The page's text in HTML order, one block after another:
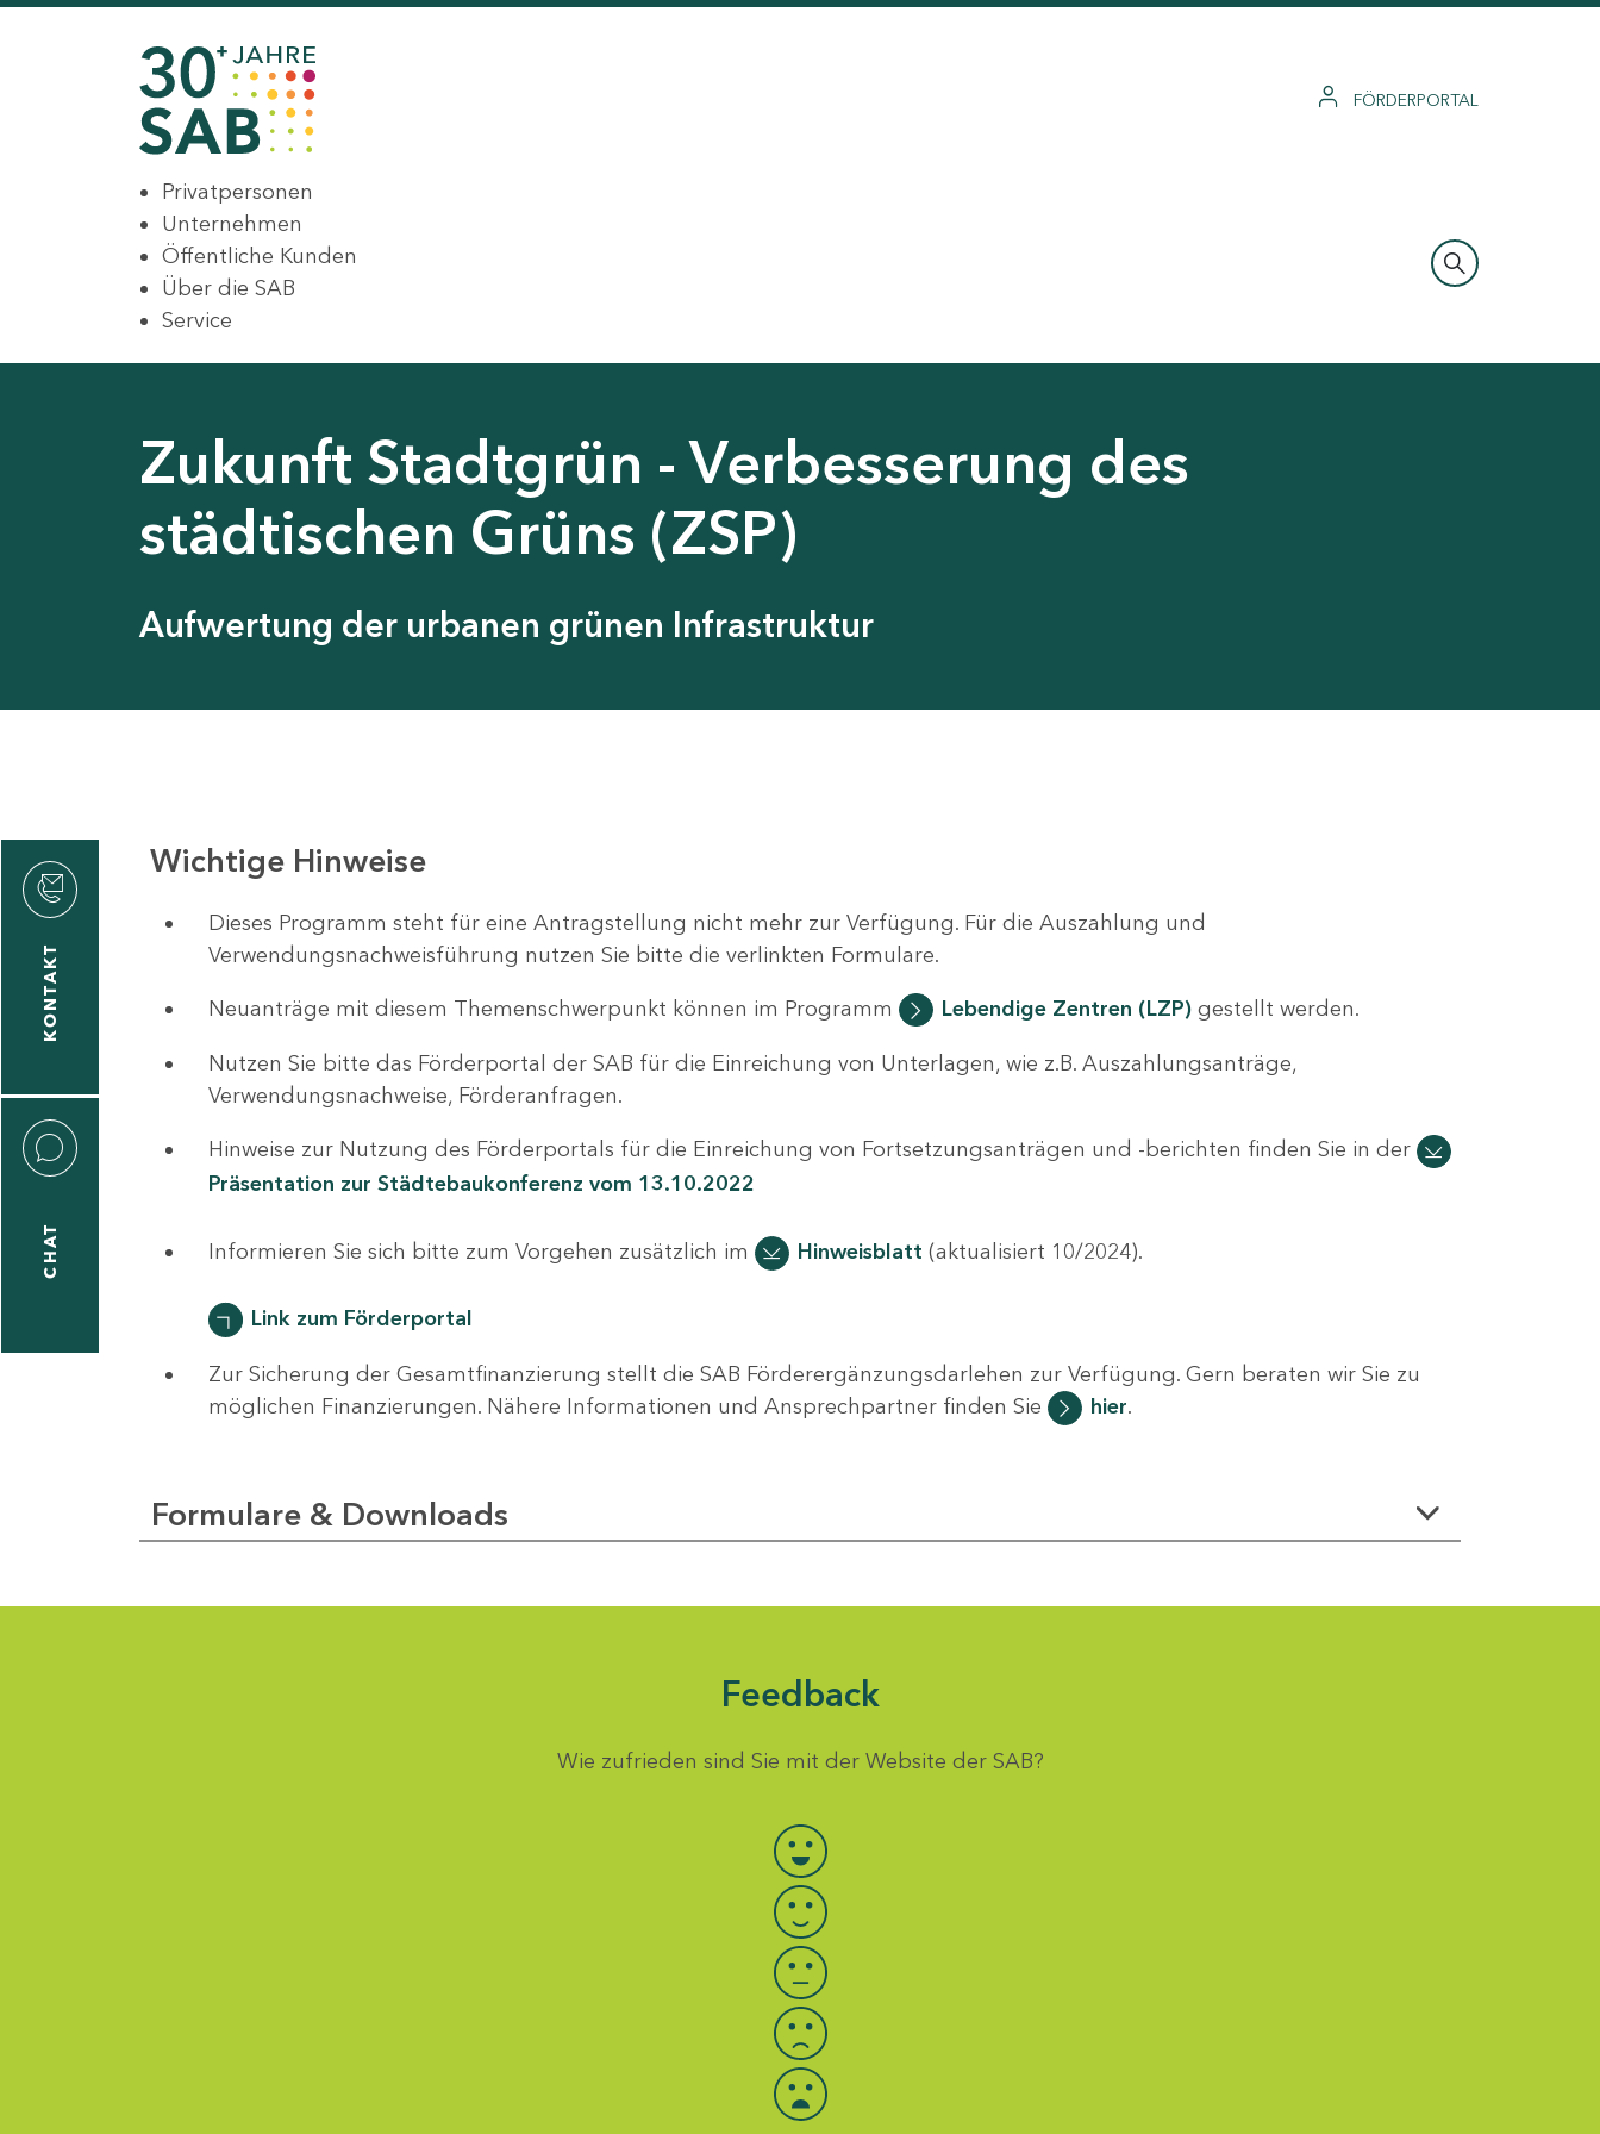
FÖRDERPORTAL
Privatpersonen
Unternehmen
Öffentliche Kunden
Über die SAB
Service
Zukunft Stadtgrün - Verbesserung des
städtischen Grüns (ZSP)
Aufwertung der urbanen grünen Infrastruktur
KONTAKT
CHAT
Wichtige Hinweise
Dieses Programm steht für eine Antragstellung nicht mehr zur Verfügung. Für die Auszahlung und
Verwendungsnachweisführung nutzen Sie bitte die verlinkten Formulare.
Neuanträge mit diesem Themenschwerpunkt können im Programm Lebendige Zentren (LZP)gestellt werden.
Nutzen Sie bitte das Förderportal der SAB für die Einreichung von Unterlagen, wie z.B. Auszahlungsanträge,
Verwendungsnachweise, Förderanfragen.
Hinweise zur Nutzung des Förderportals für die Einreichung von Fortsetzungsanträgen und -berichten finden Sie in der
Präsentation zur Städtebaukonferenz vom 13.10.2022
Informieren Sie sich bitte zum Vorgehen zusätzlich im Hinweisblatt (aktualisiert 10/2024).
Link zum Förderportal
Zur Sicherung der Gesamtfinanzierung stellt die SAB Förderergänzungsdarlehen zur Verfügung. Gern beraten wir Sie zu
möglichen Finanzierungen. Nähere Informationen und Ansprechpartner finden Sie
hier.
Formulare & Downloads
Feedback
Wie zufrieden sind Sie mit der Website der SAB?
Bewertung auswählen